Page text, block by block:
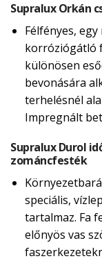
Supralux Orkán
Félfényes,
korróziógátló
különösen
bevonására
terhelésnél
Impregnált
Supralux Durol
zománcfesték
speciális,
tartalmaz. Fa
előnyös vas